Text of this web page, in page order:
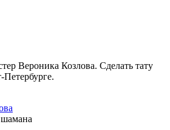
Вероника Козлова. Сделать тату